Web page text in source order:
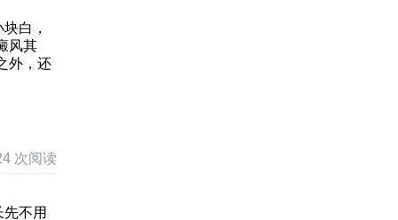
白，
风其
外，还
次阅读
不用